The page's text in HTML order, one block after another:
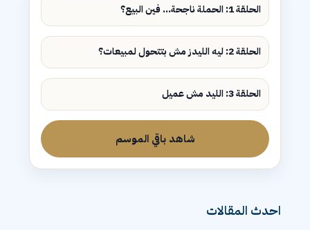
الحلقة 1: الحملة ناجحة... فين البيع؟
الحلقة 2: ليه الليدز مش بتتحول لمبيعات؟
الحلقة 3: الليد مش عميل
شاهد باقي الموسم
احدث المقالات